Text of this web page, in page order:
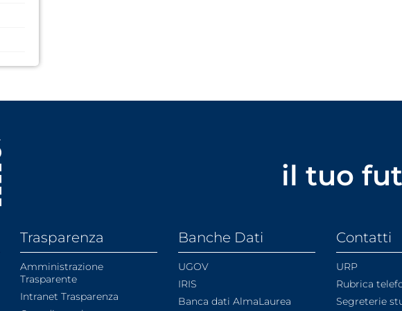
il tuo
Trasparenza
Amministrazione
Trasparente
Intranet Trasparenza
Banche Dati
UGOV
IRIS
Banca dati AlmaLaurea
Contatti
URP
Rubrica
Segreterie